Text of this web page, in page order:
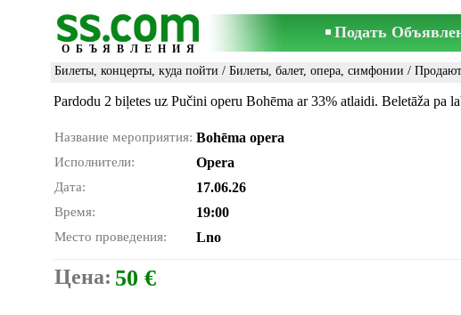
ОБЪЯВЛЕНИЯ
Подать
Билеты, концерты, куда пойти / Билеты, балет, опера, симфонии / Продают
Pardodu 2 biļetes uz Pučini operu Bohēma ar 33% atlaidi. Beletāža pa
Название мероприятия: Bohēma opera
Исполнители: Opera
Дата: 17.06.26
Время: 19:00
Место проведения: Lno
Цена: 50 €